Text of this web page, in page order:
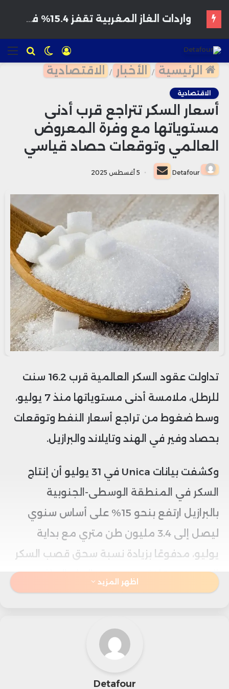
للبحث الوضع
المظلم
تسجيل
الدخول
الرئيسية / الأخبار / الاقتصادية
الاقتصادية
أسعار السكر تتراجع قرب أدنى
مستوياتها مع وفرة المعروض
العالمي وتوقعات حصاد قياسي
Detafour
أرسل
بريدا
إلكترونيا
5 أغسطس 2025
تداولت عقود السكر العالمية قرب 16.2 سنت
للرطل، ملامسة أدنى مستوياتها منذ 7 يوليو،
وسط ضغوط من تراجع أسعار النفط وتوقعات
بحصاد وفير في الهند وتايلاند والبرازيل.
وكشفت بيانات Unica في 31 يوليو أن إنتاج
السكر في المنطقة الوسطى-الجنوبية
بالبرازيل ارتفع بنحو 15% على أساس سنوي
ليصل إلى 3.4 مليون طن متري مع بداية
يوليو، مدفوعًا بزيادة نسبة سحق قصب السكر
إلى 54% مقارنة بـ 50% في العام الماضي.
بعد هبوط حاد في مايو ويونيو، بفضل خطط
استيراد باكستان وانتقال كوكا كولا لاستخدام
اظهر المزيد
Detafour